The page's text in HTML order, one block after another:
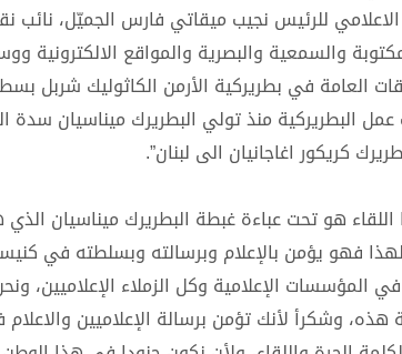
للرئيس نجيب ميقاتي فارس الجميّل، نائب
والسمعية والبصرية والمواقع الالكترونية
العامة في بطريركية الأرمن الكاثوليك شربل
البطريركية منذ تولي البطريرك ميناسيان سدة
كريكور اغاجانيان الى لبنان”.
هو تحت عباءة غبطة البطريرك ميناسيان
فهو يؤمن بالإعلام وبرسالته وبسلطته في كنيسة
الإعلامية وكل الزملاء الإعلاميين،
وشكرأ لأنك تؤمن برسالة الإعلاميين والاعلام